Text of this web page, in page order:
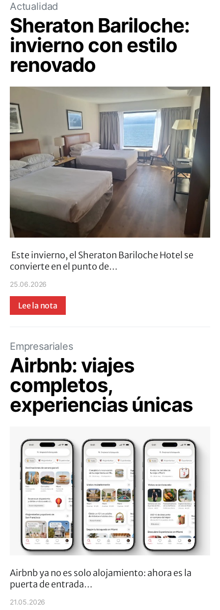
Actualidad
Sheraton Bariloche:
invierno con estilo
renovado
Este invierno, el Sheraton Bariloche Hotel se
convierte en el punto de…
25.06.2026
Lee la nota
Empresariales
Airbnb: viajes
completos,
experiencias únicas
Airbnb ya no es solo alojamiento: ahora es la
puerta de entrada…
21.05.2026